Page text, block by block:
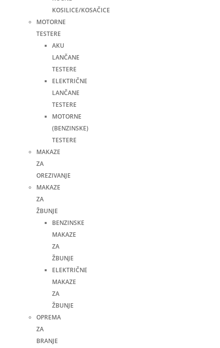
KOSILICE/KOSAČICE
MOTORNE
TESTERE
AKU
LANČANE
TESTERE
ELEKTRIČNE
LANČANE
TESTERE
MOTORNE
(BENZINSKE)
TESTERE
MAKAZE
ZA
OREZIVANJE
MAKAZE
ZA
ŽBUNJE
BENZINSKE
MAKAZE
ZA
ŽBUNJE
ELEKTRIČNE
MAKAZE
ZA
ŽBUNJE
OPREMA
ZA
BRANJE